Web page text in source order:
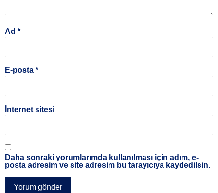
Ad *
E-posta *
İnternet sitesi
Daha sonraki yorumlarımda kullanılması için adım, e-
posta adresim ve site adresim bu tarayıcıya kaydedilsin.